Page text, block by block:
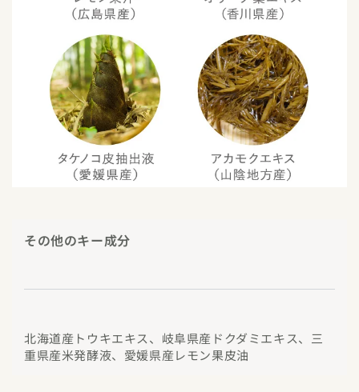
その他のキー成分
北海道産トウキエキス、岐阜県産ドクダミエキス、三
重県産米発酵液、愛媛県産レモン果皮油